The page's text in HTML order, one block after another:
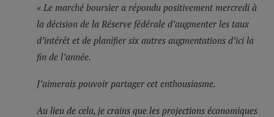
« Le marché boursier a répondu positivement mercredi à
la décision de la Réserve fédérale d’augmenter les taux
d’intérêt et de planifier six autres augmentations d’ici la
fin de l’année.
J’aimerais pouvoir partager cet enthousiasme.
Au lieu de cela, je crains que les projections économiques